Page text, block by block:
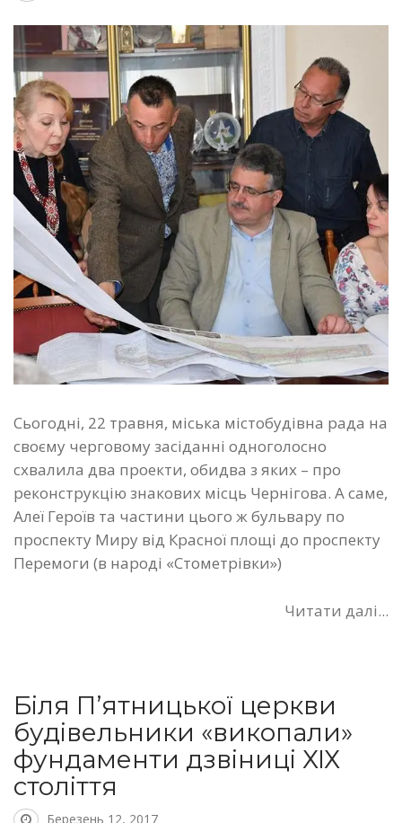
Сьогодні, 22 травня, міська містобудівна рада на
своєму черговому засіданні одноголосно
схвалила два проекти, обидва з яких – про
реконструкцію знакових місць Чернігова. А саме,
Алеї Героїв та частини цього ж бульвару по
проспекту Миру від Красної площі до проспекту
Перемоги (в народі «Стометрівки»)
Читати далі...
Біля П’ятницької церкви
будівельники «викопали»
фундаменти дзвіниці ХІХ
століття
Березень 12, 2017